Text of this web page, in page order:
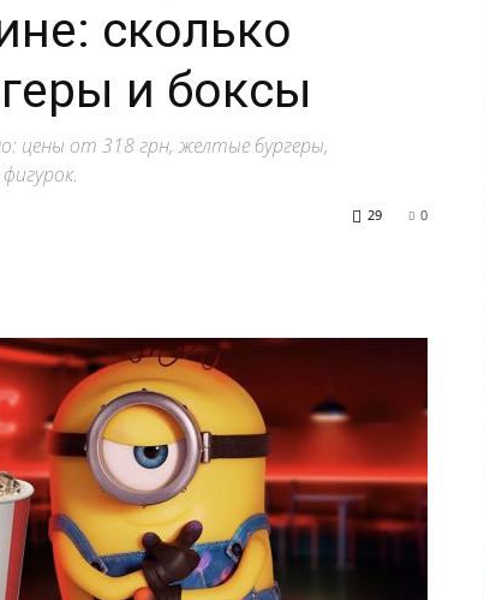
сколько
и боксы
цены от 318 грн, желтые бургеры,
0
29